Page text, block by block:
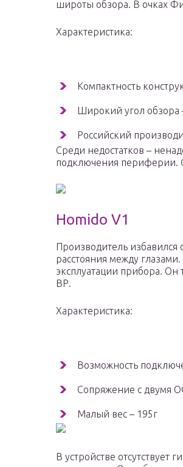
широты обзора. В очках
Характеристика:
Компактность
Широкий угол обзора
Российский
Среди недостатков –
подключения периферии.
Homido V1
Производитель избавился
расстояния между
эксплуатации прибора. Он
ВР.
Характеристика:
Возможность
Сопряжение с двумя
Малый вес – 195г
В устройстве отсутствует